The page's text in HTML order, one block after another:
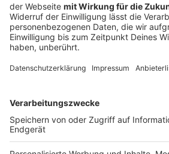
Unwetter auch ohne Klimawandel
Antworten auf diese Frage
recht neuen Forschungsfeldes der
Attributionsforschung zu geben.
Grob gesagt berechnet man dazu in
bestimmter Wettererscheinungen
Wer Lust auf weitere Details
hier den Linkmit allen